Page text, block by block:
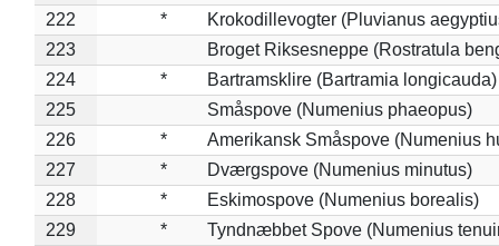
222
*
Krokodillevogter (Pluvianus
223
Broget Riksesneppe (Rostratula
224
*
Bartramsklire (Bartramia longicauda)
225
Småspove (Numenius phaeopus)
226
*
Amerikansk Småspove (Numenius
227
*
Dværgspove (Numenius minutus)
228
*
Eskimospove (Numenius borealis)
229
* Tyndnæbbet Spove (Numenius